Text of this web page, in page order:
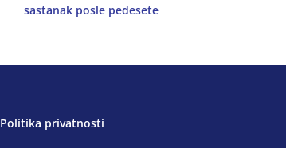
sastanak posle pedesete
Politika privatnosti